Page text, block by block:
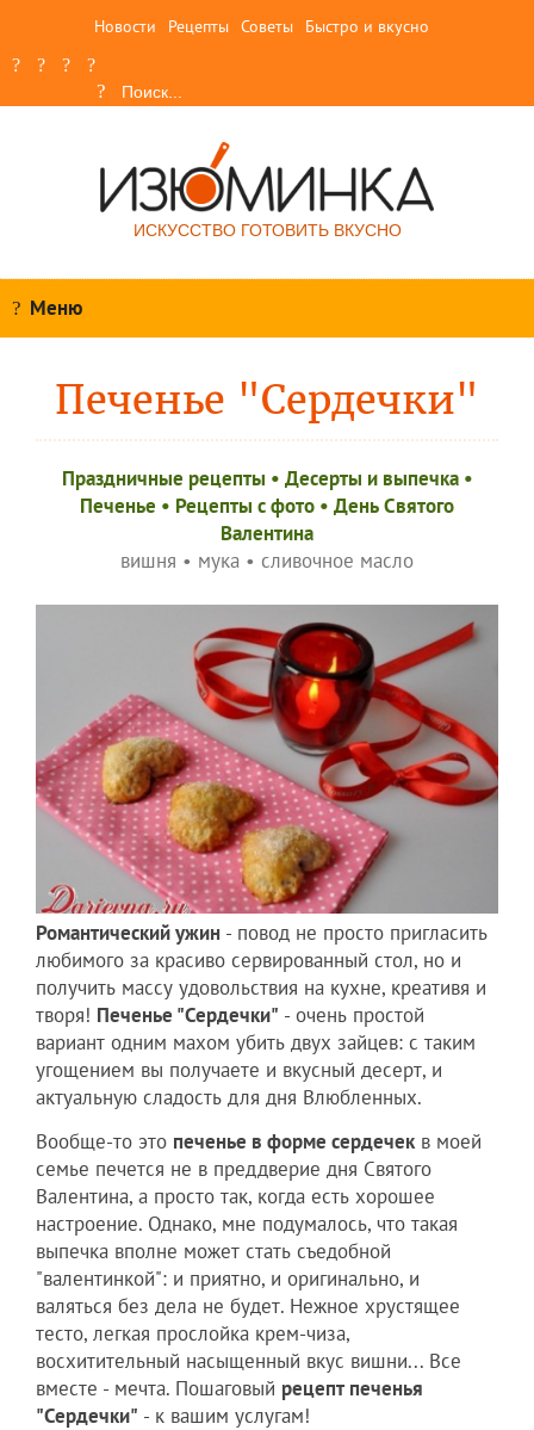
Новости Рецепты Советы Быстро и вкусно
ИСКУССТВО ГОТОВИТЬ ВКУСНО
Меню
Печенье "Сердечки"
Праздничные рецепты • Десерты и выпечка•
Печенье • Рецепты c фото • День Святого
Валентина
вишня • мука • сливочное масло
Романтический ужин - повод не просто пригласить
любимого за красиво сервированный стол, но и
получить массу удовольствия на кухне, креативя и
творя! Печенье "Сердечки" - очень простой
вариант одним махом убить двух зайцев: с таким
угощением вы получаете и вкусный десерт, и
актуальную сладость для дня Влюбленных.
Вообще-то это печенье в форме сердечекв моей
семье печется не в преддверие дня Святого
Валентина, а просто так, когда есть хорошее
настроение. Однако, мне подумалось, что такая
выпечка вполне может стать съедобной
"валентинкой": и приятно, и оригинально, и
валяться без дела не будет. Нежное хрустящее
тесто, легкая прослойка крем-чиза,
восхитительный насыщенный вкус вишни... Все
вместе - мечта. Пошаговый рецепт печенья
"Сердечки" - к вашим услугам!